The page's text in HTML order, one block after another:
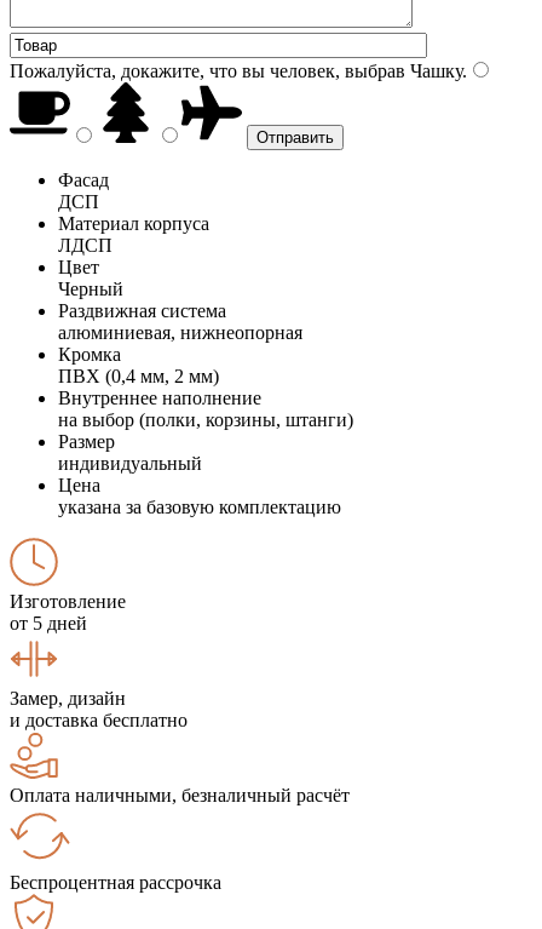
Пожалуйста, докажите, что вы человек, выбрав Чашку.
Фасад
ДСП
Материал корпуса
ЛДСП
Цвет
Черный
Раздвижная система
алюминиевая, нижнеопорная
Кромка
ПВХ (0,4 мм, 2 мм)
Внутреннее наполнение
на выбор (полки, корзины, штанги)
Размер
индивидуальный
Цена
указана за базовую комплектацию
Изготовление
от 5 дней
Замер, дизайн
и доставка бесплатно
Оплата наличными, безналичный расчёт
Беспроцентная рассрочка